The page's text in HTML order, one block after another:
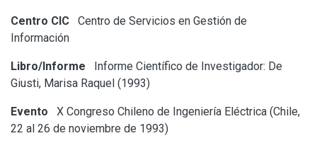
Centro CIC
Centro de Servicios en Gestión de
Información
Libro/Informe
Informe Científico de Investigador: De
Giusti, Marisa Raquel (1993)
Evento
X Congreso Chileno de Ingeniería Eléctrica (Chile,
22 al 26 de noviembre de 1993)